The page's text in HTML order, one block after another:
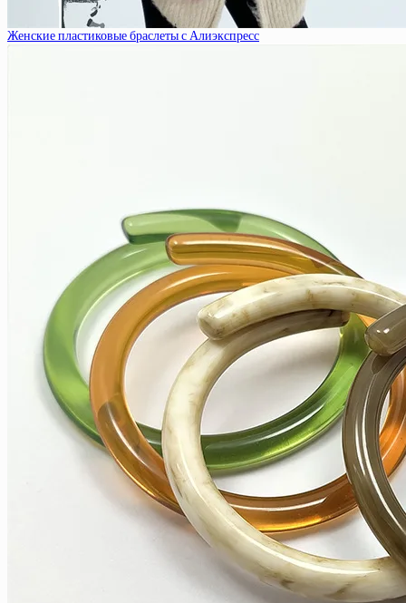
Женские пластиковые браслеты с Алиэкспресс